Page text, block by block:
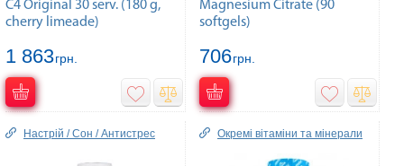
C4 Original 30 serv. (180 g,
cherry limeade)
1 863грн.
Magnesium Citrate (90
softgels)
706грн.
Настрій / Сон / Антистрес Окремі вітаміни та мінерали